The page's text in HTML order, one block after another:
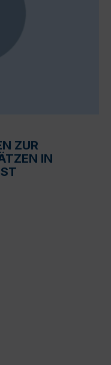
ZUR
IN